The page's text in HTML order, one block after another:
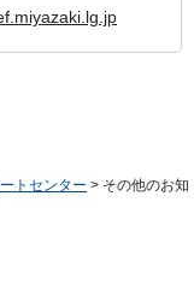
トセンター > その他のお知